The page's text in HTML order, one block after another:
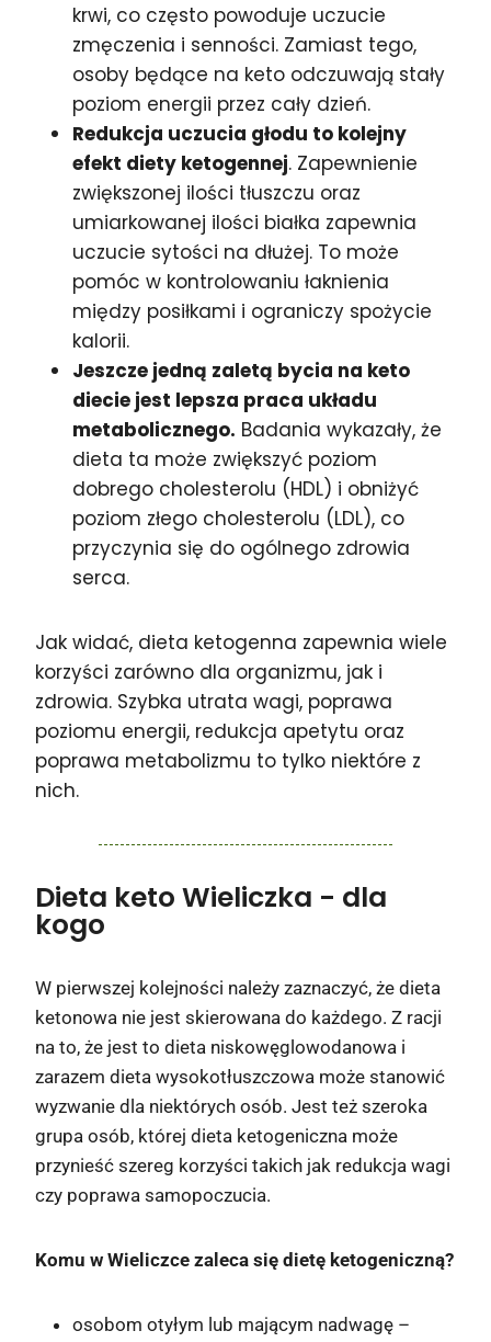
krwi, co często powoduje uczucie
zmęczenia i senności. Zamiast tego,
osoby będące na keto odczuwają stały
poziom energii przez cały dzień.
Redukcja uczucia głodu to kolejny
efekt diety ketogennej. Zapewnienie
zwiększonej ilości tłuszczu oraz
umiarkowanej ilości białka zapewnia
uczucie sytości na dłużej. To może
pomóc w kontrolowaniu łaknienia
między posiłkami i ograniczy spożycie
kalorii.
Jeszcze jedną zaletą bycia na keto
diecie jest lepsza praca układu
metabolicznego. Badania wykazały, że
dieta ta może zwiększyć poziom
dobrego cholesterolu (HDL) i obniżyć
poziom złego cholesterolu (LDL), co
przyczynia się do ogólnego zdrowia
serca.
Jak widać, dieta ketogenna zapewnia wiele
korzyści zarówno dla organizmu, jak i
zdrowia. Szybka utrata wagi, poprawa
poziomu energii, redukcja apetytu oraz
poprawa metabolizmu to tylko niektóre z
nich.
Dieta keto Wieliczka - dla
kogo
W pierwszej kolejności należy zaznaczyć, że dieta
ketonowa nie jest skierowana do każdego. Z racji
na to, że jest to dieta niskowęglowodanowa i
zarazem dieta wysokotłuszczowa może stanowić
wyzwanie dla niektórych osób. Jest też szeroka
grupa osób, której dieta ketogeniczna może
przynieść szereg korzyści takich jak redukcja wagi
czy poprawa samopoczucia.
Komu w Wieliczce zaleca się dietę ketogeniczną?
osobom otyłym lub mającym nadwagę –